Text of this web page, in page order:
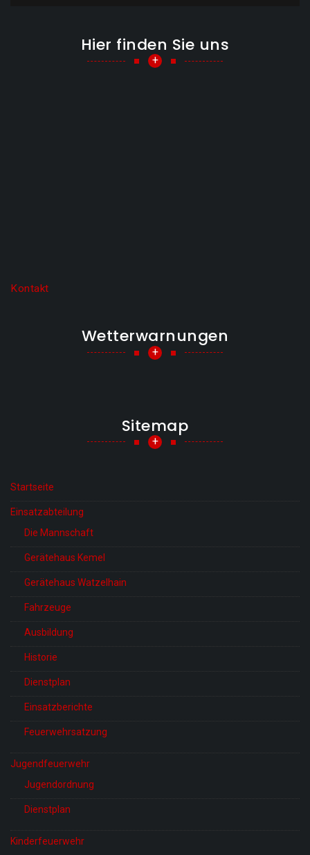
Hier finden Sie uns
+
Kontakt
Wetterwarnungen
+
Sitemap
+
Startseite
Einsatzabteilung
Die Mannschaft
Gerätehaus Kemel
Gerätehaus Watzelhain
Fahrzeuge
Ausbildung
Historie
Dienstplan
Einsatzberichte
Feuerwehrsatzung
Jugendfeuerwehr
Jugendordnung
Dienstplan
Kinderfeuerwehr